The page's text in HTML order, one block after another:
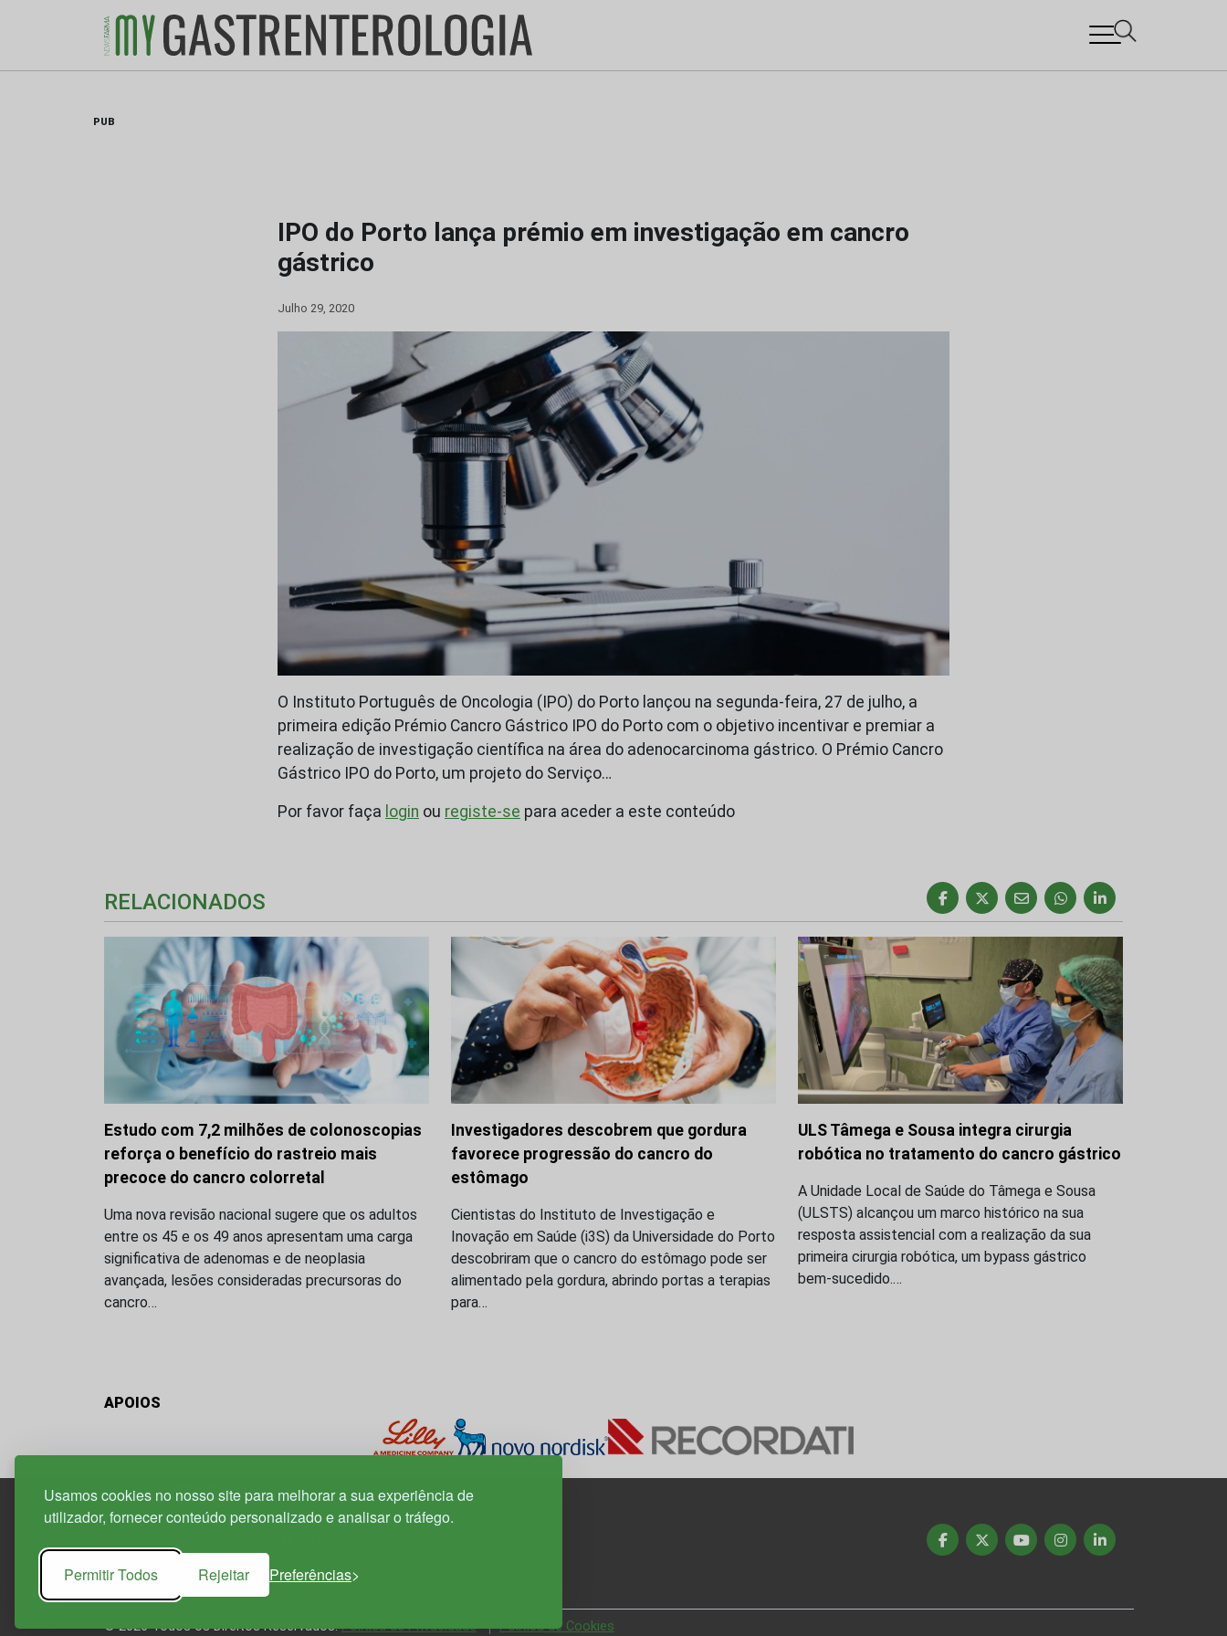
Usamos cookies no nosso site para melhorar a sua experiência de
utilizador, fornecer conteúdo personalizado e analisar o tráfego.
Permitir Todos Rejeitar Preferências
PUB
IPO do Porto lança prémio em investigação em cancro
gástrico
Julho 29, 2020
O Instituto Português de Oncologia (IPO) do Porto lançou na segunda-feira, 27 de julho, a
primeira edição Prémio Cancro Gástrico IPO do Porto com o objetivo incentivar e premiar a
realização de investigação científica na área do adenocarcinoma gástrico. O Prémio Cancro
Gástrico IPO do Porto, um projeto do Serviço…
Por favor faça login ou registe-se para aceder a este conteúdo
RELACIONADOS
Estudo com 7,2 milhões de colonoscopias
reforça o benefício do rastreio mais
precoce do cancro colorretal
Uma nova revisão nacional sugere que os adultos
entre os 45 e os 49 anos apresentam uma carga
significativa de adenomas e de neoplasia
avançada, lesões consideradas precursoras do
cancro…
Investigadores descobrem que gordura
favorece progressão do cancro do
estômago
Cientistas do Instituto de Investigação e
Inovação em Saúde (i3S) da Universidade do Porto
descobriram que o cancro do estômago pode ser
alimentado pela gordura, abrindo portas a terapias
para…
ULS Tâmega e Sousa integra cirurgia
robótica no tratamento do cancro gástrico
A Unidade Local de Saúde do Tâmega e Sousa
(ULSTS) alcançou um marco histórico na sua
resposta assistencial com a realização da sua
primeira cirurgia robótica, um bypass gástrico
bem-sucedido.…
APOIOS
1800-282 Lisboa | Portugal
21 850 40 65
© 2026 Todos os Direitos Reservados.Política de Privacidade Política de Cookies